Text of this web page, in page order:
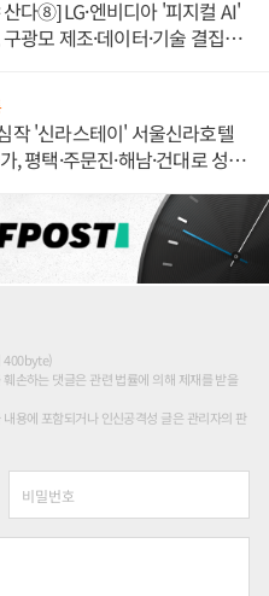
다⑧] LG·엔비디아 '피지컬 AI'
광모 제조·데이터·기술 결집
작 '신라스테이' 서울신라호텔
, 평택·주문진·해남·건대로 성
400byte)
손하는 댓글은 관련 법률에 의해 제재를 받을
용에 포함되거나 인신공격성 글은 관리자의 판